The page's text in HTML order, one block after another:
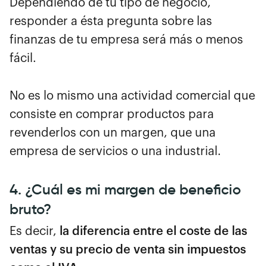
Dependiendo de tu tipo de negocio,
responder a ésta pregunta sobre las
finanzas de tu empresa será más o menos
fácil.
No es lo mismo una actividad comercial que
consiste en comprar productos para
revenderlos con un margen, que una
empresa de servicios o una industrial.
4. ¿Cuál es mi margen de beneficio
bruto?
Es decir, la diferencia entre el coste de las
ventas y su precio de venta sin impuestos